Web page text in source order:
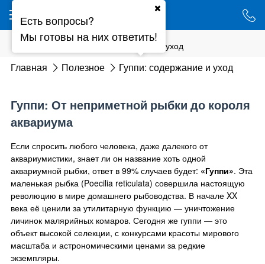
Гуппи: содержание и уход
Главная Полезное Гуппи: содержание и уход
Гуппи: От неприметной рыбки до короля
аквариума
Если спросить любого человека, даже далекого от
аквариумистики, знает ли он название хоть одной
аквариумной рыбки, ответ в 99% случаев будет: «Гуппи». Эта
маленькая рыбка (Poecilia reticulata) совершила настоящую
революцию в мире домашнего рыбоводства. В начале XX
века её ценили за утилитарную функцию — уничтожение
личинок малярийных комаров. Сегодня же гуппи — это
объект высокой селекции, с конкурсами красоты мирового
масштаба и астрономическими ценами за редкие
экземпляры.
Есть вопросы?
Мы готовы на них ответить!
Ваш город - Минск,
угадали?
ДА НЕТ